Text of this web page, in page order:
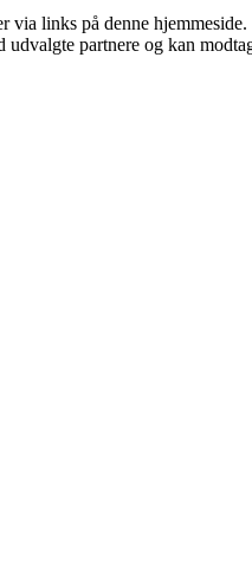
via links på denne hjemmeside.
partnere og kan